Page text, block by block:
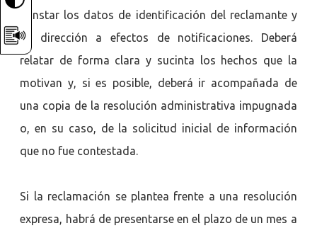
constar los datos de identificación del reclamante y
su dirección a efectos de notificaciones. Deberá
relatar de forma clara y sucinta los hechos que la
motivan y, si es posible, deberá ir acompañada de
una copia de la resolución administrativa impugnada
o, en su caso, de la solicitud inicial de información
que no fue contestada.
Si la reclamación se plantea frente a una resolución
expresa, habrá de presentarse en el plazo de un mes a